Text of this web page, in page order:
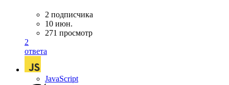
2 подписчика
10 июн.
271 просмотр
2
ответа
JavaScript